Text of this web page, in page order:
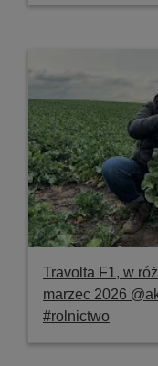
Travolta F1, w
marzec 2026
#rolnictwo